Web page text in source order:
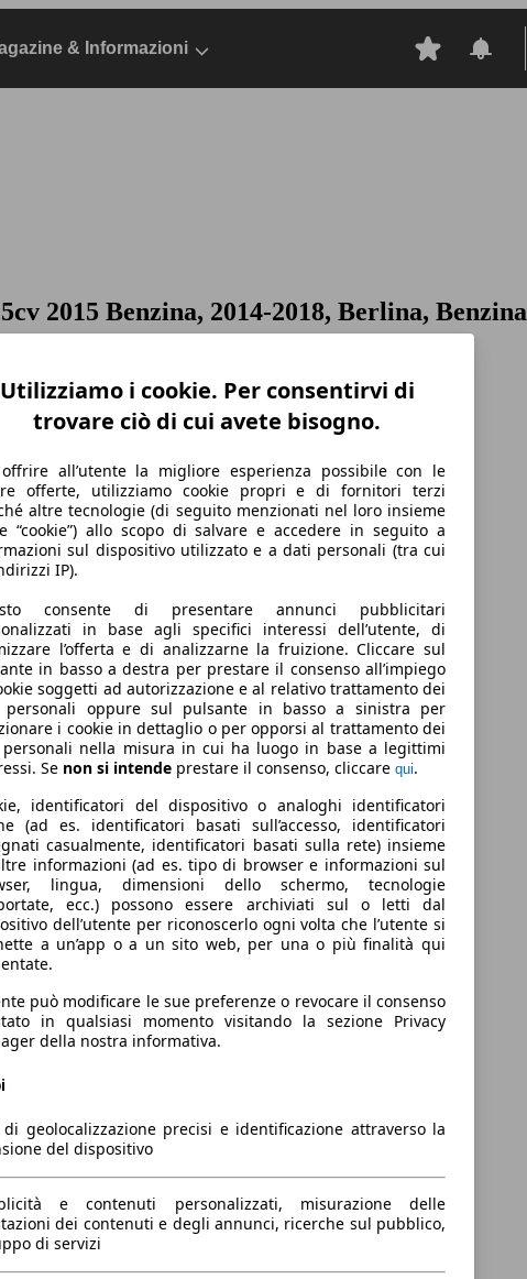
& Informazioni
2015 Benzina, 2014-2018, Berlina, Benzina
Utilizziamo i cookie. Per consentirvi di
trovare ciò di cui avete bisogno.
all’utente la migliore esperienza possibile con le
offerte, utilizziamo cookie propri e di fornitori terzi
altre tecnologie (di seguito menzionati nel loro insieme
“cookie”) allo scopo di salvare e accedere in seguito a
sul dispositivo utilizzato e a dati personali (tra cui
IP).
consente di presentare annunci pubblicitari
in base agli specifici interessi dell’utente, di
l’offerta e di analizzarne la fruizione. Cliccare sul
in basso a destra per prestare il consenso all’impiego
soggetti ad autorizzazione e al relativo trattamento dei
personali oppure sul pulsante in basso a sinistra per
i cookie in dettaglio o per opporsi al trattamento dei
nella misura in cui ha luogo in base a legittimi
Se non si intende prestare il consenso, cliccare qui.
identificatori del dispositivo o analoghi identificatori
(ad es. identificatori basati sull’accesso, identificatori
casualmente, identificatori basati sulla rete) insieme
informazioni (ad es. tipo di browser e informazioni sul
lingua, dimensioni dello schermo, tecnologie
ecc.) possono essere archiviati sul o letti dal
dell’utente per riconoscerlo ogni volta che l’utente si
a un’app o a un sito web, per una o più finalità qui
può modificare le sue preferenze o revocare il consenso
in qualsiasi momento visitando la sezione Privacy
della nostra informativa.
di geolocalizzazione precisi e identificazione attraverso la
del dispositivo
e contenuti personalizzati, misurazione delle
dei contenuti e degli annunci, ricerche sul pubblico,
di servizi